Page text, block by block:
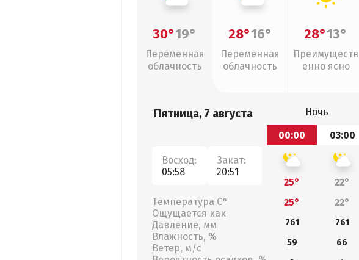
30°19°
Переменная
облачность
28°16°
Переменная
облачность
28°13°
Преимуществ
енно ясно
Пятница, 7 августа
Восход:
05:58
Закат:
20:51
Температура С°
Ощущается как
Давление, мм
Влажность, %
Ветер, м/с
Ночь
00:00
03:00
25° 22°
25°
22°
761 761
59
66